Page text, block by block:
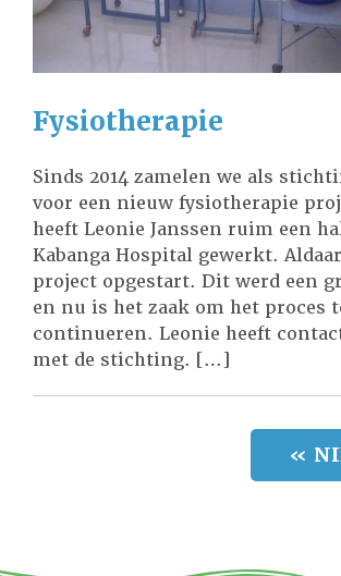
Fysiotherapie
Sinds 2014 zamelen we als
voor een nieuw fysiotherapie
heeft Leonie Janssen ruim een
Kabanga Hospital gewerkt.
project opgestart. Dit werd een
en nu is het zaak om het proces
continueren. Leonie heeft
met de stichting. […]
«